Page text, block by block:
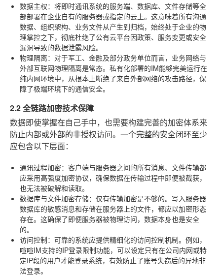
数据主权：将即时通讯系统的服务端、数据库、文件存储等全
部部署在企业自有的服务器或指定的云上。这意味着所有沟通
数据、组织架构、业务文件从产生到归档，始终处于企业的物
理掌控之下，彻底杜绝了公有云平台因政策、服务变更或安全
漏洞导致的数据泄露风险。
物理隔离：对于军工、金融及部分政务单位而言，业务网络与
外部互联网物理隔离是常态。私有化部署的IM能够完美运行在
纯内网环境中，从根本上断绝了来自外部网络的攻击路径，保
障了极端环境下的通信安全。
2.2 全链路加密技术保障
数据即使掌握在自己手中，也需要构建完善的加密体系来
防止内部或外部的非授权访问。一个完整的安全闭环至少
应包含以下层面：
通讯过程加密：客户端与服务器之间的所有消息、文件传输都
应采用高强度加密协议，确保数据在传输过程中即便被截获，
也无法被破解和读取。
数据库与文件加密存储：仅有传输加密是不够的。写入服务器
数据库的敏感消息和存储在服务器上的文件，都应以加密形态
存在。这确保了即便服务器被物理访问，数据本身也是安全
的。
访问控制：可靠的系统应提供精细化的访问控制机制。例如，
喧喧IM支持的IP登录限制功能，可以设定只有在公司内网或特
定IP段的用户才能登录系统，有效防止了账号失窃后的异地非
法登录。